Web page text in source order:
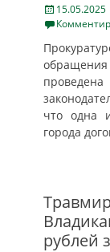
Posted
on
15.05.2025
что одна
города
рублей